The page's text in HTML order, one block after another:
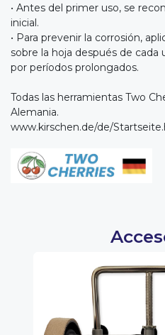
• Antes del primer uso, se
inicial.
• Para prevenir la corrosión,
sobre la hoja después de cada
por períodos prolongados.
Todas las herramientas Two
Alemania.
www.kirschen.de/de/